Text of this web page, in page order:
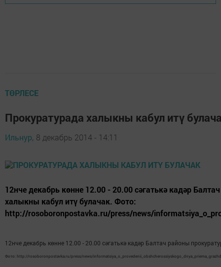
ТӨРЛЕСЕ
Прокуратурада халыкны кабул итү
Ильнур, 8 декабрь 2014 - 14:11
12нче декабрь көнне 12.00 - 20.00 сәгатькә кадәр
халыкны кабул итү булачак. Фото:
http://rosoboronpostavka.ru/press/news/
12нче декабрь көнне 12.00 - 20.00 сәгатькә кадәр Балтач районы
Фото: http://rosoboronpostavka.ru/press/news/